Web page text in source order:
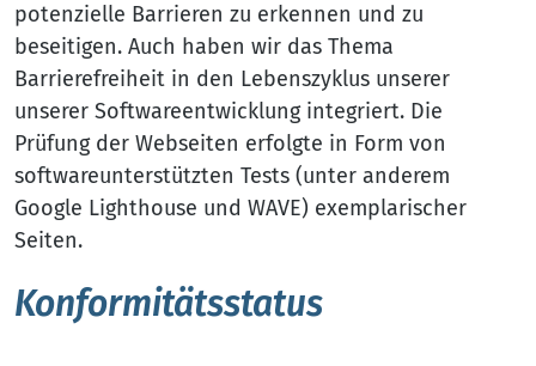
potenzielle Barrieren zu erkennen und zu
beseitigen. Auch haben wir das Thema
Barrierefreiheit in den Lebenszyklus unserer
unserer Softwareentwicklung integriert. Die
Prüfung der Webseiten erfolgte in Form von
softwareunterstützten Tests (unter anderem
Google Lighthouse und WAVE) exemplarischer
Seiten.
Konformitätsstatus